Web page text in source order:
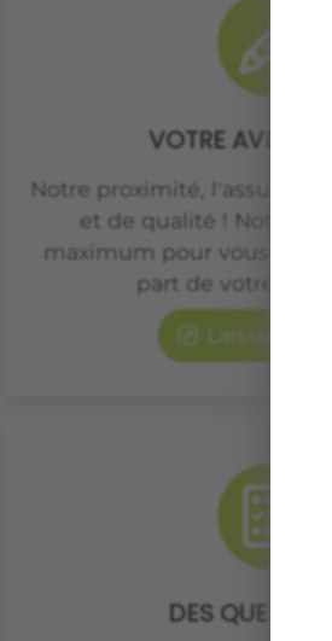
VOTRE AVIS
Notre proximité, l'assurance
et de qualité ! Notre
maximum pour vous
part de votre
Laisser un
DES